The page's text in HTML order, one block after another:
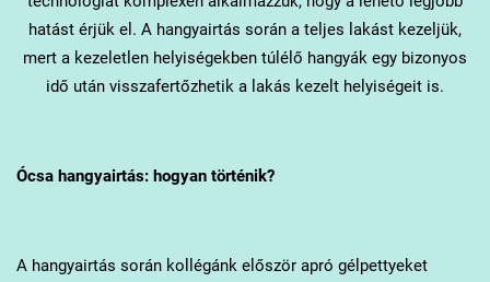
hatást érjük el. A hangyairtás során a teljes lakást kezeljük,
mert a kezeletlen helyiségekben túlélő hangyák egy bizonyos
idő után visszafertőzhetik a lakás kezelt helyiségeit is.
Ócsahangyairtás: hogyan történik?
A hangyairtás során kollégánk először apró gélpettyeket